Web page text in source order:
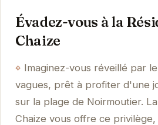
Évadez-vous à la
Chaize
Imaginez-vous réveillé par
vagues, prêt à profiter d'une
sur la plage de Noirmoutier.
Chaize vous offre ce privilège,